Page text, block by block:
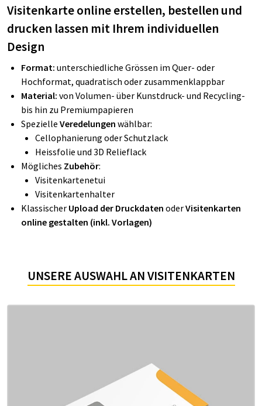
Visitenkarte online erstellen, bestellen und
drucken lassen mit Ihrem individuellen
Design
Format: unterschiedliche Grössen im Quer- oder
Hochformat, quadratisch oder zusammenklappbar
Material: von Volumen- über Kunstdruck- und Recycling-
bis hin zu Premiumpapieren
Spezielle Veredelungen wählbar:
Cellophanierung oder Schutzlack
Heissfolie und 3D Relieflack
Mögliches Zubehör:
Visitenkartenetui
Visitenkartenhalter
Klassischer Upload der Druckdaten oderVisitenkarten
online gestalten (inkl. Vorlagen)
UNSERE AUSWAHL AN VISITENKARTEN